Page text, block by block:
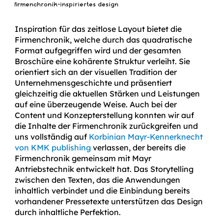
firmenchronik-inspiriertes design
Inspiration für das zeitlose Layout bietet die
Firmenchronik, welche durch das quadratische
Format aufgegriffen wird und der gesamten
Broschüre eine kohärente Struktur verleiht. Sie
orientiert sich an der visuellen Tradition der
Unternehmensgeschichte und präsentiert
gleichzeitig die aktuellen Stärken und Leistungen
auf eine überzeugende Weise. Auch bei der
Content und Konzepterstellung konnten wir auf
die Inhalte der Firmenchronik zurückgreifen und
uns vollständig auf Korbinian Mayr-Kennerknecht
von KMK publishing verlassen, der bereits die
Firmenchronik gemeinsam mit Mayr
Antriebstechnik entwickelt hat. Das Storytelling
zwischen den Texten, das die Anwendungen
inhaltlich verbindet und die Einbindung bereits
vorhandener Pressetexte unterstützen das Design
durch inhaltliche Perfektion.